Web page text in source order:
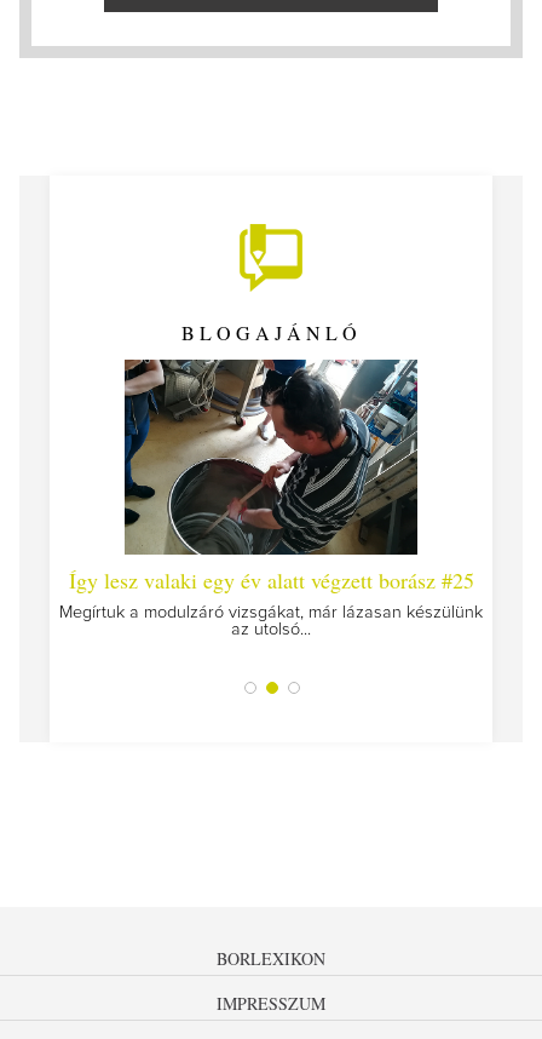
BLOGAJÁNLÓ
Így lesz valaki egy év alatt végzett borász #25
Megírtuk a modulzáró vizsgákat, már lázasan készülünk
az utolsó...
BORLEXIKON
IMPRESSZUM